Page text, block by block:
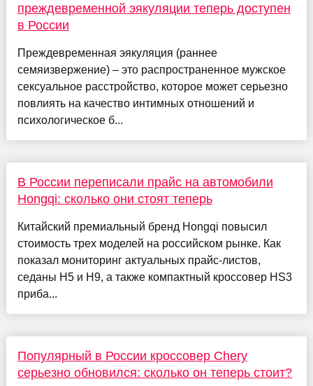
преждевременной эякуляции теперь доступен
в России
Преждевременная эякуляция (раннее
семяизвержение) – это распространенное мужское
сексуальное расстройство, которое может серьезно
повлиять на качество интимных отношений и
психологическое б...
В России переписали прайс на автомобили
Hongqi: сколько они стоят теперь
Китайский премиальный бренд Hongqi повысил
стоимость трех моделей на российском рынке. Как
показал мониторинг актуальных прайс-листов,
седаны H5 и H9, а также компактный кроссовер HS3
приба...
Популярный в России кроссовер Chery
серьезно обновился: сколько он теперь стоит?